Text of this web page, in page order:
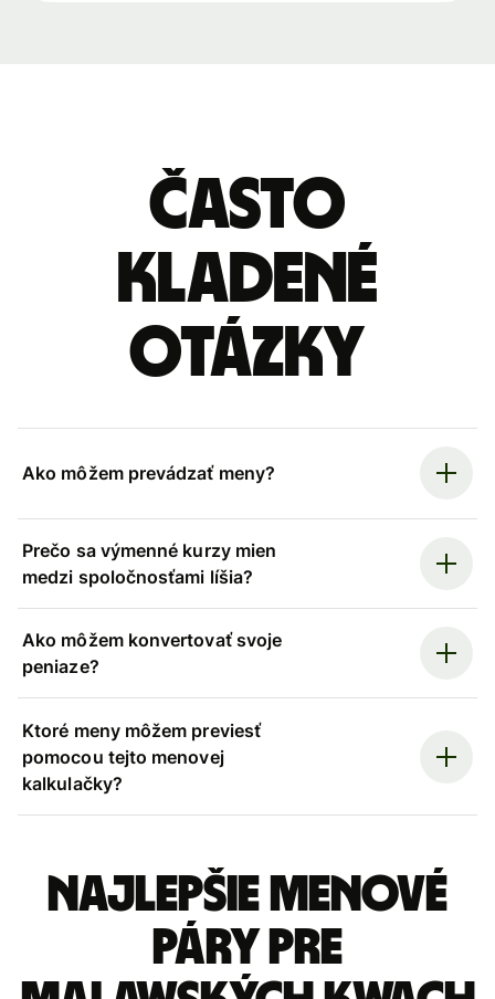
Často
kladené
otázky
Ako môžem prevádzať meny?
Prečo sa výmenné kurzy mien
medzi spoločnosťami líšia?
Ako môžem konvertovať svoje
peniaze?
Ktoré meny môžem previesť
pomocou tejto menovej
kalkulačky?
Najlepšie menové
páry pre